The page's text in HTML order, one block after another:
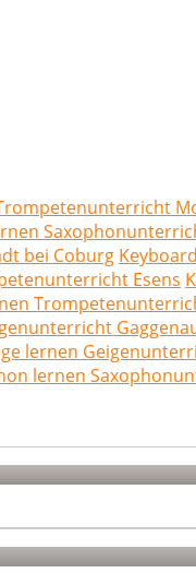
bei Coburg
Esens
lernen
lernen